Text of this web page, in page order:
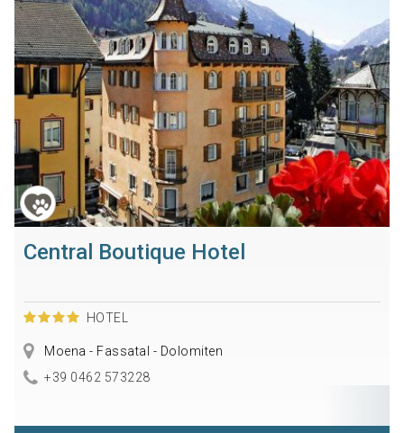
Central Boutique Hotel
HOTEL
Moena - Fassatal - Dolomiten
+39 0462 573228